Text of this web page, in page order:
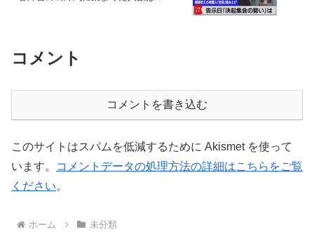
コメント
コメントを書き込む
このサイトはスパムを低減するために Akismet を使って
います。
コメントデータの処理方法の詳細はこちらをご覧
ください。
ホーム 未分類